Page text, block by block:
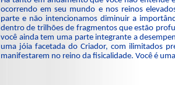
ocorrendo em seu mundo e nos reinos
parte e não intencionamos diminuir a
dentro de trilhões de fragmentos que estão
você ainda tem uma parte integrante a
uma jóia facetada do Criador, com ilimitados
manifestarem no reino da fisicalidade. Você é